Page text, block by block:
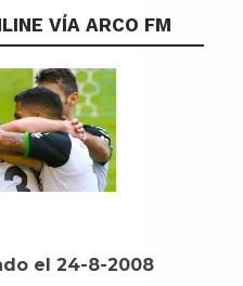
VÍA ARCO FM
el 24-8-2008